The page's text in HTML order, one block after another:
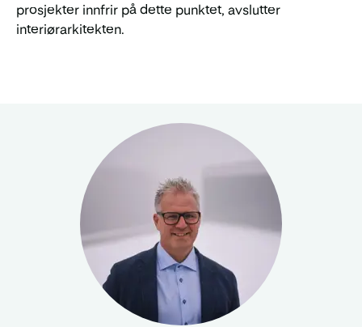
prosjekter innfrir på dette punktet, avslutter
interiørarkitekten.